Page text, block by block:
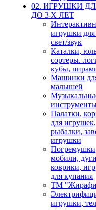
02. ИГРУШКИ
ДО 3-Х ЛЕТ
игрушки для
свет/звук
Каталки,
сортеры.
кубы,
Машинки
малышей
инструменты
Палатки,
для игрушек,
рыбалки,
игрушки
Погремушки,
мобили,
коврики,
для купания
ТМ
игрушки,